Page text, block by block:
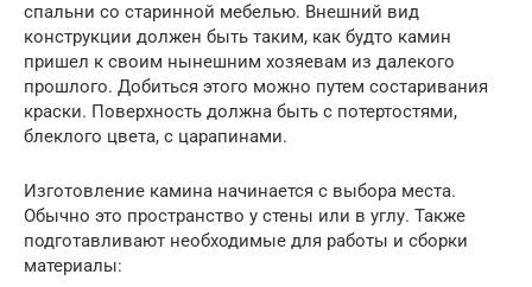
спальни со старинной мебелью. Внешний вид
конструкции должен быть таким, как будто камин
пришел к своим нынешним хозяевам из далекого
прошлого. Добиться этого можно путем состаривания
краски. Поверхность должна быть с потертостями,
блеклого цвета, с царапинами.
Изготовление камина начинается с выбора места.
Обычно это пространство у стены или в углу. Также
подготавливают необходимые для работы и сборки
материалы: